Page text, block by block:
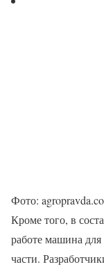
Фото:
Кроме того, в
работе машина для
части.